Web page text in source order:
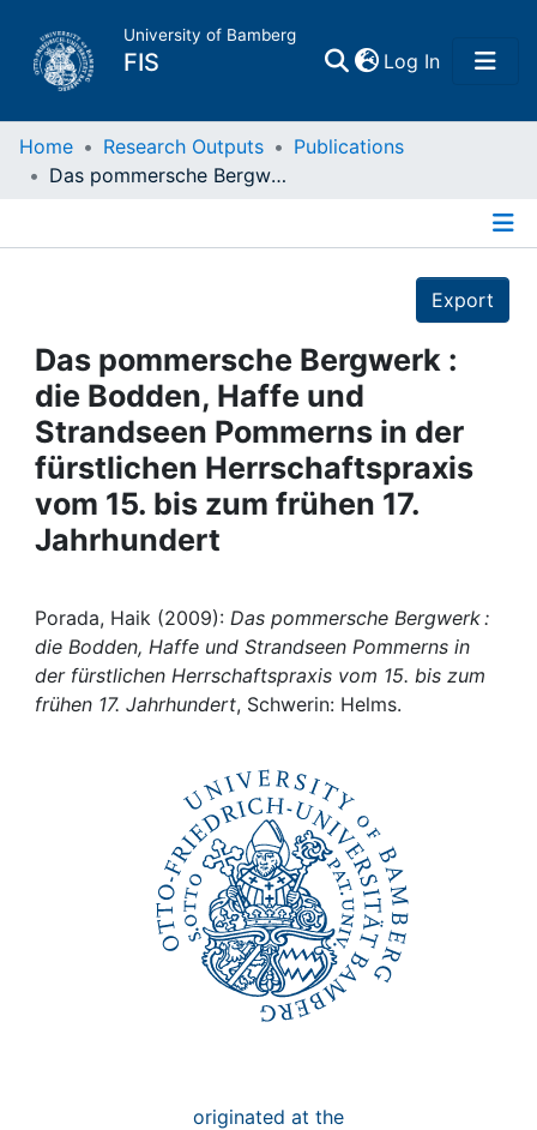
University of Bamberg
FIS Log In(current)
Home
People
Institutions
Awards
Help
Home Research Outputs
Publications
Das pommersche Bergwerk : die Bodden, Haffe und Strandseen Pommerns in der fürstlichen Herrschaftspraxis vom 15. bis zum frühen 17. Jahrhundert
Export
Das pommersche Bergwerk :
die Bodden, Haffe und
Strandseen Pommerns in der
fürstlichen Herrschaftspraxis
vom 15. bis zum frühen 17.
Jahrhundert
Porada, Haik (2009): Das pommersche Bergwerk :
die Bodden, Haffe und Strandseen Pommerns in
der fürstlichen Herrschaftspraxis vom 15. bis zum
frühen 17. Jahrhundert, Schwerin: Helms.
originated at the